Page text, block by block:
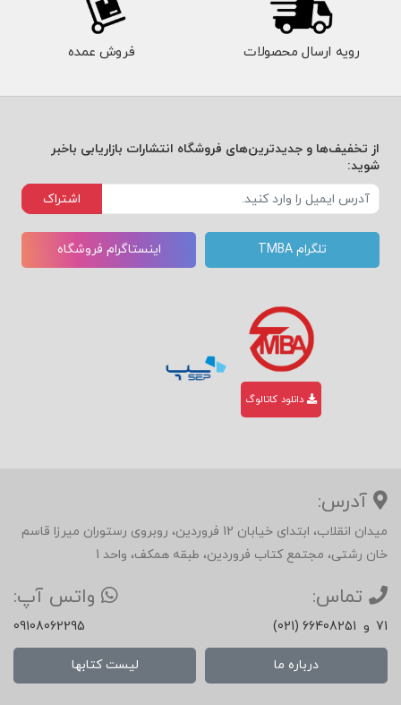
رویه ارسال محصولات فروش عمده
از تخفیف‌ها و جدیدترین‌های فروشگاه انتشارات بازاریابی باخبر
شوید:
اشتراک
تلگرام TMBA اینستاگرام فروشگاه
دانلود کاتالوگ
آدرس:
میدان انقلاب، ابتدای خیابان 12 فروردین، روبروی رستوران میرزا قاسم
خان رشتی، مجتمع کتاب فروردین، طبقه همکف، واحد 1
تماس:
(021) 66408251 و 71
واتس آپ:
09108062295
درباره ما لیست کتابها